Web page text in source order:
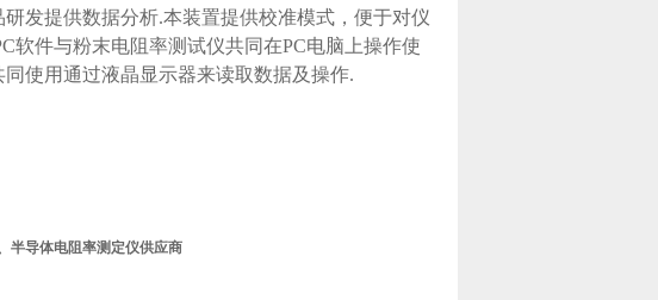
发提供数据分析.本装置提供校准模式，便于对仪
软件与粉末电阻率测试仪共同在PC电脑上操作使
使用通过液晶显示器来读取数据及操作.
半导体电阻率测定仪供应商